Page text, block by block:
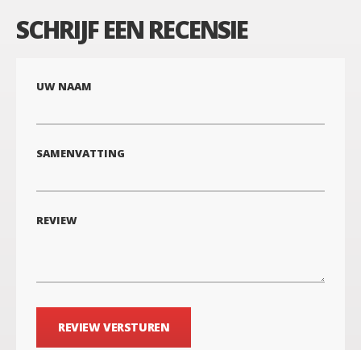
SCHRIJF EEN RECENSIE
UW NAAM
SAMENVATTING
REVIEW
REVIEW VERSTUREN